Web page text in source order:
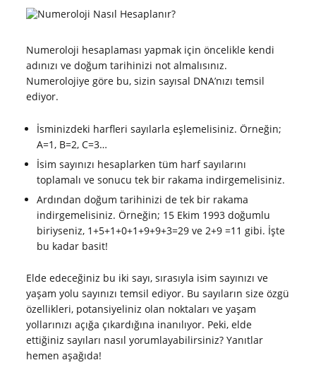
Numeroloji hesaplaması yapmak için öncelikle kendi
adınızı ve doğum tarihinizi not almalısınız.
Numerolojiye göre bu, sizin sayısal DNA’nızı temsil
ediyor.
İsminizdeki harfleri sayılarla eşlemelisiniz. Örneğin;
A=1, B=2, C=3…
İsim sayınızı hesaplarken tüm harf sayılarını
toplamalı ve sonucu tek bir rakama indirgemelisiniz.
Ardından doğum tarihinizi de tek bir rakama
indirgemelisiniz. Örneğin; 15 Ekim 1993 doğumlu
biriyseniz, 1+5+1+0+1+9+9+3=29 ve 2+9 =11 gibi. İşte
bu kadar basit!
Elde edeceğiniz bu iki sayı, sırasıyla isim sayınızı ve
yaşam yolu sayınızı temsil ediyor. Bu sayıların size özgü
özellikleri, potansiyeliniz olan noktaları ve yaşam
yollarınızı açığa çıkardığına inanılıyor. Peki, elde
ettiğiniz sayıları nasıl yorumlayabilirsiniz? Yanıtlar
hemen aşağıda!